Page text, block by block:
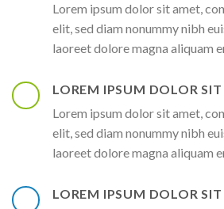
Lorem ipsum dolor sit amet,
elit, sed diam nonummy nibh
laoreet dolore magna aliquam
LOREM IPSUM DOLOR
Lorem ipsum dolor sit amet,
elit, sed diam nonummy nibh
laoreet dolore magna aliquam
LOREM IPSUM DOLOR